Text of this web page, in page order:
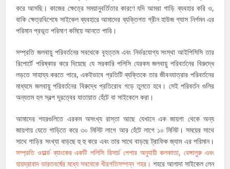
করে আসছি। কাজের ক্ষেত্রে সময়ানুবর্তিতার কারণে যদি আমরা গাড়ি ব্যবহার করি ও,
বাকি ক্ষেত্রবিশেষে সাইকেল ব্যবহারে আমাদের ব্যক্তিগত গ্রীন হাউজ গ্যাস নির্গমন এর
পরিমান প্রভূত পরিমাণ কমিয়ে আনতে পারি।
সম্প্রতি জলবায়ু পরিবর্তনের সবথেকে বৃহত্তম এবং নির্ভরযোগ্য সংস্থা আইপিসিসি তার
রিপোর্টে পরিষ্কার করে দিয়েছে যে সরকারি পলিসি যেরকম জলবায়ু পরিবর্তনের বিরুদ্ধে
লড়তে সাহায্য করতে পারে, একইভাবে প্রতিটি ব্যক্তিকে তার জীবনযাত্রার পরিবর্তনের
মাধ্যমে জলবায়ু পরিবর্তনের বিরুদ্ধে প্রতিরোধ গড়ে তুলতে হবে। সেই পরিবর্তন গুলির
অন্যতম হল স্বল্প দূরত্বের যাতায়াত হেঁটে বা সাইকেলে করা।
আমাদের শহরগুলিতে এরকম অসংখ্য রাস্তা আছে যেখানে এক জায়গা থেকে অন্য
জায়গায় যেতে গাড়িতে করে ৩০ মিনিট লাগে আর হেঁটে লাগে ১০ মিনিট। সময়ের সাথে
সাথে গাড়ির সংখ্যা বাড়ছে হু হু করে এবং তার সাথে বাড়ছে ট্রাফিক জ্যাম এর পরিমান।
সম্প্রতি ওয়ার্ল্ড ব্যাংকের একটি পলিসি রিসার্চ পেপার অনুযায়ী কলকাতা, বেঙ্গালুরু এবং
হায়দ্রাবাদ ভারতবর্ষের মধ্যে সবথেকে ধীরগতিসম্পন্ন শহর। শহরে আলাদা সাইকেল লেন